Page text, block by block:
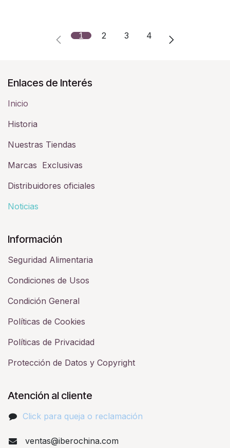
1 2 3 4
Enlaces de Interés
Inicio
Historia​
Nuestras Tiendas
Marcas Exclusivas
Distribuidores oficiales
Noticias
Información
Seguridad Alimentaria
Condiciones de Usos
Condición General
Políticas de Cookies
Políticas de Privacidad
Protección de Datos y Copyright
Atención al cliente
Click para queja o reclamación​
ventas@iberochina.com